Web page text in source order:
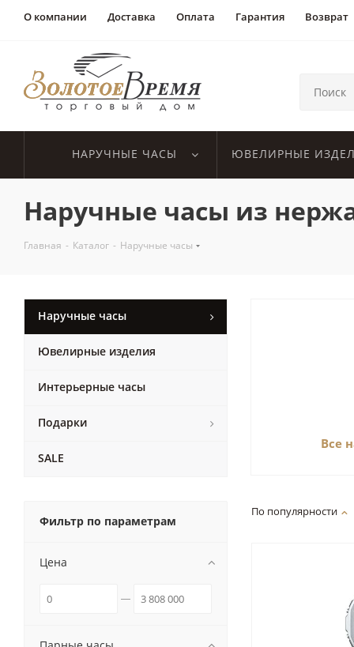
О компании Доставка Оплата Гарантия Возврат
НАРУЧНЫЕ ЧАСЫ ЮВЕЛИРНЫЕ
Наручные часы из
Главная - Каталог - Наручные часы
Все
По популярности
Наручные часы
Ювелирные изделия
Интерьерные часы
Подарки
SALE
Фильтр по параметрам
Цена